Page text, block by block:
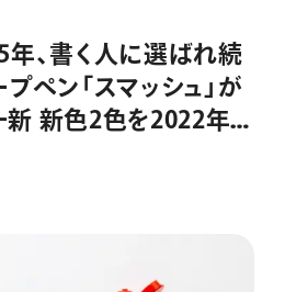
、書く人に選ばれ続
ペン「スマッシュ」が
新 新色2色を2022年1
発売 3色展開に